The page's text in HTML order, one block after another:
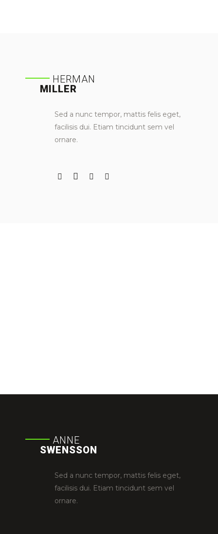
HERMAN
MILLER
Sed a nunc tempor, mattis felis eget,
facilisis dui. Etiam tincidunt sem vel
ornare.
ANNE
SWENSSON
Sed a nunc tempor, mattis felis eget,
facilisis dui. Etiam tincidunt sem vel
ornare.